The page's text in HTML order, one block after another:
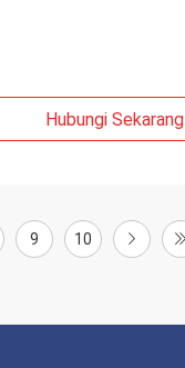
Hubungi Sekarang
9 10